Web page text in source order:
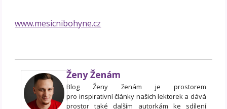
www.mesicnibohyne.cz
Ženy Ženám
Blog Ženy ženám je prostorem
pro inspirativní články našich lektorek a dává
prostor také dalším autorkám ke sdílení